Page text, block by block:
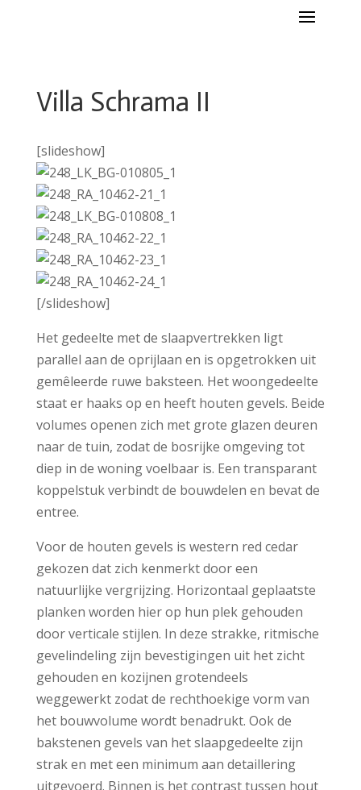
Villa Schrama II
[slideshow]
[/slideshow]
Het gedeelte met de slaapvertrekken ligt
parallel aan de oprijlaan en is opgetrokken uit
gemêleerde ruwe baksteen. Het woongedeelte
staat er haaks op en heeft houten gevels. Beide
volumes openen zich met grote glazen deuren
naar de tuin, zodat de bosrijke omgeving tot
diep in de woning voelbaar is. Een transparant
koppelstuk verbindt de bouwdelen en bevat de
entree.
Voor de houten gevels is western red cedar
gekozen dat zich kenmerkt door een
natuurlijke vergrijzing. Horizontaal geplaatste
planken worden hier op hun plek gehouden
door verticale stijlen. In deze strakke, ritmische
gevelindeling zijn bevestigingen uit het zicht
gehouden en kozijnen grotendeels
weggewerkt zodat de rechthoekige vorm van
het bouwvolume wordt benadrukt. Ook de
bakstenen gevels van het slaapgedeelte zijn
strak en met een minimum aan detaillering
uitgevoerd. Binnen is het contrast tussen hout